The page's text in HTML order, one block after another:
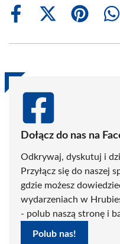
Share
Share
(Twitter)
Share
Dołącz do nas na
Odkrywaj, dyskutuj i
Przyłącz się do naszej
gdzie możesz
wydarzeniach w
- polub naszą stronę i
Polub nas!